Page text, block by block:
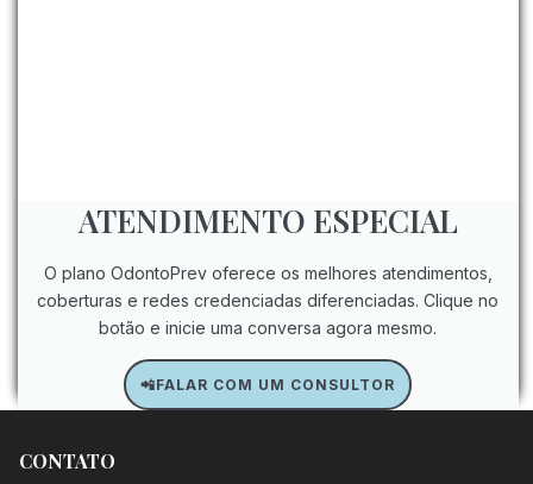
ATENDIMENTO ESPECIAL
O plano OdontoPrev oferece os melhores atendimentos,
coberturas e redes credenciadas diferenciadas. Clique no
botão e inicie uma conversa agora mesmo.
📲FALAR COM UM CONSULTOR
CONTATO